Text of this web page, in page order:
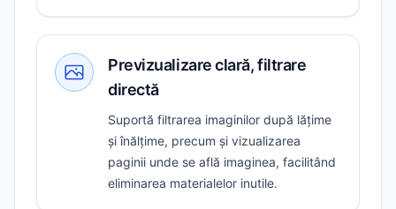
Previzualizare clară, filtrare
directă
Suportă filtrarea imaginilor după lățime
și înălțime, precum și vizualizarea
paginii unde se află imaginea, facilitând
eliminarea materialelor inutile.